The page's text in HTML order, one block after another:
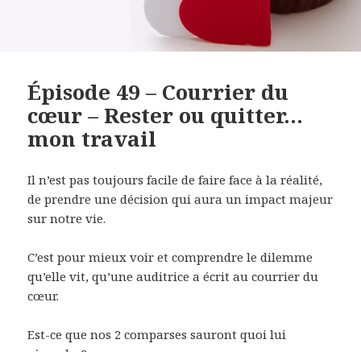
Épisode 49 – Courrier du
cœur – Rester ou quitter…
mon travail
Il n’est pas toujours facile de faire face à la réalité,
de prendre une décision qui aura un impact majeur
sur notre vie.
C’est pour mieux voir et comprendre le dilemme
qu’elle vit, qu’une auditrice a écrit au courrier du
cœur.
Est-ce que nos 2 comparses sauront quoi lui